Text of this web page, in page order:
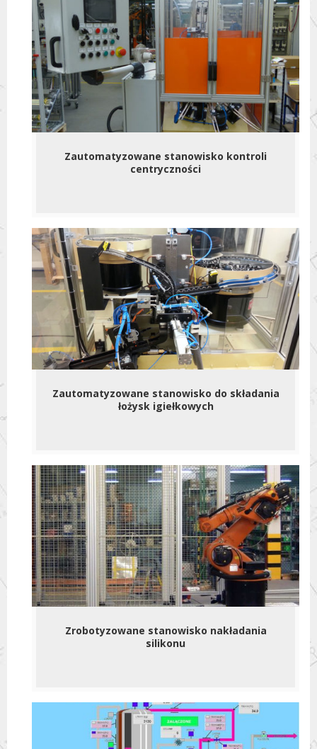
Zautomatyzowane stanowisko kontroli
centryczności
Zautomatyzowane stanowisko do składania
łożysk igiełkowych
Zrobotyzowane stanowisko nakładania
silikonu